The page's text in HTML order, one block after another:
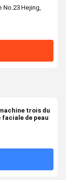
Hejing,
trois du
de peau